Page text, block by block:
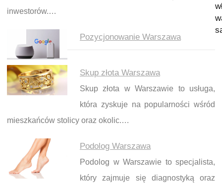
inwestorów.…
Pozycjonowanie Warszawa
Skup złota Warszawa
Skup złota w Warszawie to usługa,
która zyskuje na popularności wśród
mieszkańców stolicy oraz okolic.…
Podolog Warszawa
Podolog w Warszawie to specjalista,
który zajmuje się diagnostyką oraz